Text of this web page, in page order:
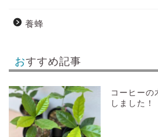
養蜂
おすすめ記事
コーヒーの
しました！